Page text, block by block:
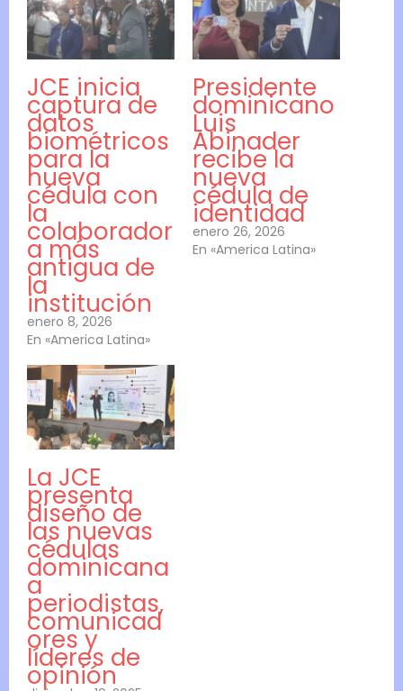
JCE inicia
captura de
datos
biométricos
para la
nueva
cédula con
la
colaborador
a más
antigua de
la
institución
enero 8, 2026
En «America Latina»
Presidente
dominicano
Luis
Abinader
recibe la
nueva
cédula de
identidad
enero 26, 2026
En «America Latina»
La JCE
presenta
diseño de
las nuevas
cédulas
dominicana
a
periodistas,
comunicad
ores y
líderes de
opinión